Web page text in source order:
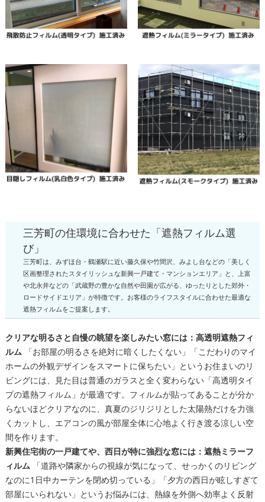
三芳町の住環境に合わせた「遮熱フィルム選
び」
三芳町は、みずほ台・鶴瀬駅に近い藤久保や竹間沢、みよし台などの「美しく
区画整理されたスタイリッシュな新興一戸建て・マンションエリア」と、上富
や北永井などの「武蔵野の豊かな自然や田園が広がる、ゆったりとした郊外・
ロードサイドエリア」が特徴です。お客様のライフスタイルに合わせた最適な
遮熱フィルムをご提案します。
クリアな明るさと自慢の眺望を楽しみたい窓には：高透明遮熱フィ
ルム「お部屋の明るさを絶対に暗くしたくない」「こだわりのマイ
ホームの外観デザインをスマートに保ちたい」というお住まいのリ
ビングには、見た目は普通のガラスと全く変わらない「高透明タイ
プの遮熱フィルム」が最適です。フィルムが貼ってあることが分か
らないほどクリアなのに、真夏のジリジリとした太陽熱だけを力強
くカットし、エアコンの風が部屋全体に心地よく行き渡る涼しい空
間を作ります。
新興住宅街の一戸建てや、西日が特に強烈な窓には：遮熱ミラーフ
ィルム「道路や隣家からの視線が気になって、せっかくのリビング
なのに1日中カーテンを閉め切っている」「夕方の西日が眩しすぎて
部屋にいられない」というお悩みには、熱線を外側へ効率よく反射